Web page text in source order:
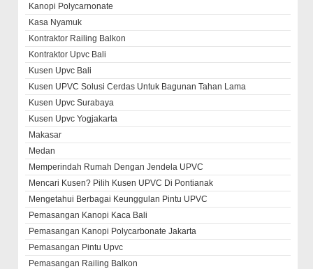
Kanopi Polycarnonate
Kasa Nyamuk
Kontraktor Railing Balkon
Kontraktor Upvc Bali
Kusen Upvc Bali
Kusen UPVC Solusi Cerdas Untuk Bagunan Tahan Lama
Kusen Upvc Surabaya
Kusen Upvc Yogjakarta
Makasar
Medan
Memperindah Rumah Dengan Jendela UPVC
Mencari Kusen? Pilih Kusen UPVC Di Pontianak
Mengetahui Berbagai Keunggulan Pintu UPVC
Pemasangan Kanopi Kaca Bali
Pemasangan Kanopi Polycarbonate Jakarta
Pemasangan Pintu Upvc
Pemasangan Railing Balkon